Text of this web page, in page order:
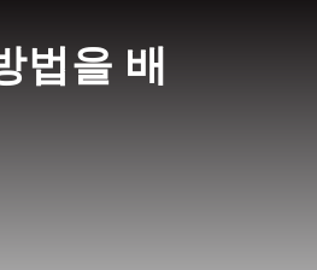
법을 배